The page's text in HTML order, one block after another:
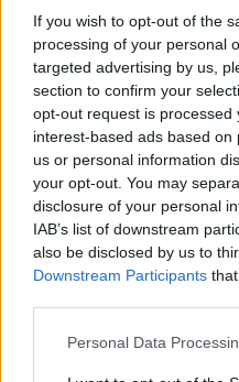
If you wish to opt-out of the
processing of your personal
targeted advertising by us,
section to confirm your
opt-out request is processed
interest-based ads based
us or personal information
your opt-out. You may
disclosure of your personal
IAB’s list of downstream
also be disclosed by us to
Downstream Participants
Please note that this
Personal Data
egyértelműen a
lojalitása viszont
mint volt a